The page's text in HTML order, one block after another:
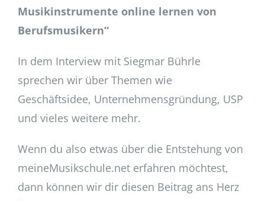
Musikinstrumente online lernen von
Berufsmusikern“
In dem Interview mit Siegmar Bührle
sprechen wir über Themen wie
Geschäftsidee, Unternehmensgründung, USP
und vieles weitere mehr.
Wenn du also etwas über die Entstehung von
meineMusikschule.net erfahren möchtest,
dann können wir dir diesen Beitrag ans Herz